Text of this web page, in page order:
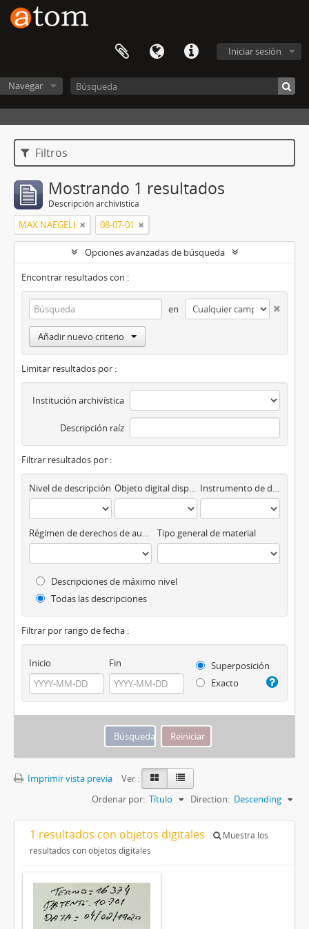
Iniciar sesión
Navegar
Filtros
Mostrando 1 resultados
Descripción archivística
MAX NAEGELI 08-07-01
Opciones avanzadas de búsqueda
Encontrar resultados con :
en
Añadir nuevo criterio
Limitar resultados por :
Institución archivística
Descripción raíz
Filtrar resultados por :
Nivel de descripción Objeto digital disponibles Instrumento de descripción
Régimen de derechos de autor Tipo general de material
Descripciones de máximo nivel
Todas las descripciones
Filtrar por rango de fecha :
Inicio Fin
Superposición
Exacto
Imprimir vista previa
Ver :
Ordenar por: Título Direction: Descending
1 resultados con objetos digitales
Muestra los
resultados con objetos digitales